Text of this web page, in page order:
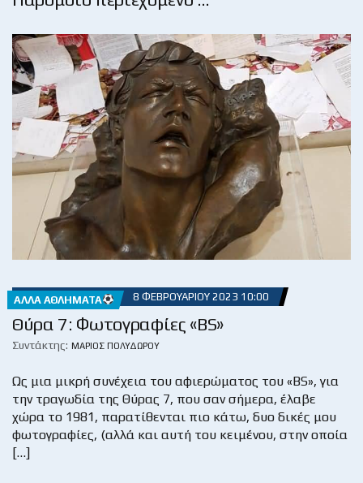
ΆΛΛΑ ΑΘΛΉΜΑΤΑ 8 ΦΕΒΡΟΥΑΡΊΟΥ 2023 10:00
Θύρα 7: Φωτογραφίες «BS»
Συντάκτης: ΜΆΡΙΟΣ ΠΟΛΥΔΏΡΟΥ
Ως μια μικρή συνέχεια του αφιερώματος του «BS», για
την τραγωδία της Θύρας 7, που σαν σήμερα, έλαβε
χώρα το 1981, παρατίθενται πιο κάτω, δυο δικές μου
φωτογραφίες, (αλλά και αυτή του κειμένου, στην οποία
[…]